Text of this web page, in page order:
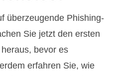
überzeugende Phishing-
Sie jetzt den ersten
bevor es
erfahren Sie, wie